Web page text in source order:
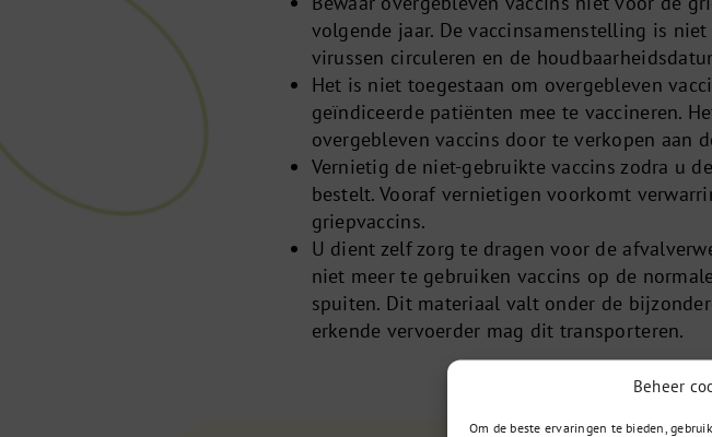
Beheer
Om de beste ervaringen te bieden,
volgende jaar. De vaccinsamenstelling is
virussen circuleren en de
Het is niet toegestaan om overgebleven
geïndiceerde patiënten mee te vaccineren.
overgebleven vaccins door te verkopen aan
Vernietig de niet-gebruikte vaccins zodra u
bestelt. Vooraf vernietigen voorkomt
griepvaccins.
U dient zelf zorg te dragen voor de
niet meer te gebruiken vaccins op de
spuiten. Dit materiaal valt onder de
erkende vervoerder mag dit transporteren.